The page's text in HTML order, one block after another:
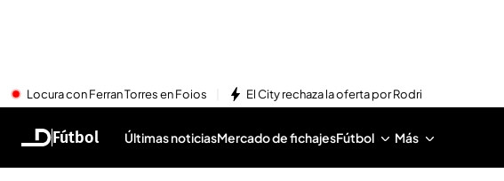
Locura con Ferran Torres en Foios El City rechaza la oferta por Rodri
Fútbol Últimas noticiasMercado de fichajesFútbol Más